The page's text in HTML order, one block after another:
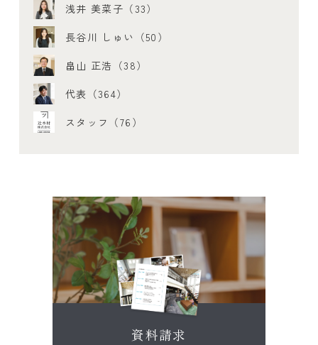
浅井 美菜子（33）
長谷川 しゅい（50）
畠山 正浩（38）
代表（364）
スタッフ（76）
資料請求